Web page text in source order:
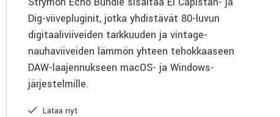
Dig-viivepluginit, jotka yhdistävät 80-luvun
digitaaliviiveiden tarkkuuden ja vintage-
nauhaviiveiden lämmön yhteen tehokkaaseen
DAW-laajennukseen macOS- ja Windows-
järjestelmille.
Lataa nyt